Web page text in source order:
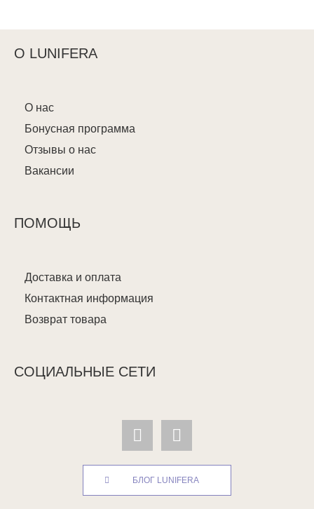
О LUNIFERA
О нас
Бонусная программа
Отзывы о нас
Вакансии
ПОМОЩЬ
Доставка и оплата
Контактная информация
Возврат товара
СОЦИАЛЬНЫЕ СЕТИ
БЛОГ LUNIFERA